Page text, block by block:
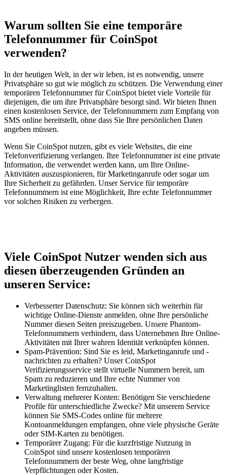
Warum sollten Sie eine temporäre
Telefonnummer für CoinSpot
verwenden?
In der heutigen Welt, in der wir leben, ist es notwendig, unsere
Privatsphäre so gut wie möglich zu schützen. Die Verwendung einer
temporären Telefonnummer für CoinSpot bietet viele Vorteile für
diejenigen, die um ihre Privatsphäre besorgt sind. Wir bieten Ihnen
einen kostenlosen Service, der Telefonnummern zum Empfang von
SMS online bereitstellt, ohne dass Sie Ihre persönlichen Daten
angeben müssen.
Wenn Sie CoinSpot nutzen, gibt es viele Websites, die eine
Telefonverifizierung verlangen. Ihre Telefonnummer ist eine private
Information, die verwendet werden kann, um Ihre Online-
Aktivitäten auszuspionieren, für Marketinganrufe oder sogar um
Ihre Sicherheit zu gefährden. Unser Service für temporäre
Telefonnummern ist eine Möglichkeit, Ihre echte Telefonnummer
vor solchen Risiken zu verbergen.
Viele CoinSpot Nutzer wenden sich aus
diesen überzeugenden Gründen an
unseren Service:
Verbesserter Datenschutz: Sie können sich weiterhin für
wichtige Online-Dienste anmelden, ohne Ihre persönliche
Nummer diesen Seiten preiszugeben. Unsere Phantom-
Telefonnummern verhindern, dass Unternehmen Ihre Online-
Aktivitäten mit Ihrer wahren Identität verknüpfen können.
Spam-Prävention: Sind Sie es leid, Marketinganrufe und -
nachrichten zu erhalten? Unser CoinSpot
Verifizierungsservice stellt virtuelle Nummern bereit, um
Spam zu reduzieren und Ihre echte Nummer von
Marketinglisten fernzuhalten.
Verwaltung mehrerer Konten: Benötigen Sie verschiedene
Profile für unterschiedliche Zwecke? Mit unserem Service
können Sie SMS-Codes online für mehrere
Kontoanmeldungen empfangen, ohne viele physische Geräte
oder SIM-Karten zu benötigen.
Temporärer Zugang: Für die kurzfristige Nutzung in
CoinSpot sind unsere kostenlosen temporären
Telefonnummern der beste Weg, ohne langfristige
Verpflichtungen oder Kosten.